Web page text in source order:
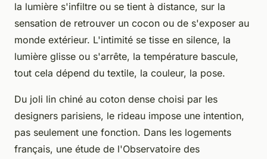
la lumière s'infiltre ou se tient à distance, sur la
sensation de retrouver un cocon ou de s'exposer au
monde extérieur. L'intimité se tisse en silence, la
lumière glisse ou s'arrête, la température bascule,
tout cela dépend du textile, la couleur, la pose.
Du joli lin chiné au coton dense choisi par les
designers parisiens, le rideau impose une intention,
pas seulement une fonction. Dans les logements
français, une étude de l'Observatoire des